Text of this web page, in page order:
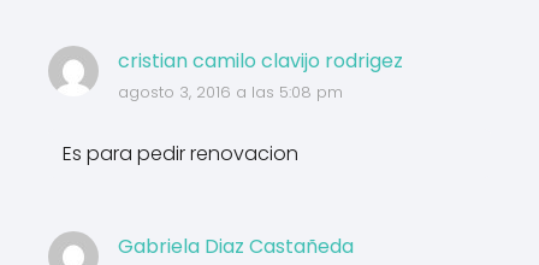
cristian camilo clavijo rodrigez
agosto 3, 2016 a las 5:08 pm
Es para pedir renovacion
Gabriela Diaz Castañeda